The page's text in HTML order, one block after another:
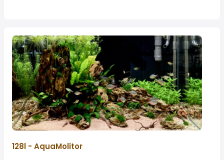
128l - AquaMolitor